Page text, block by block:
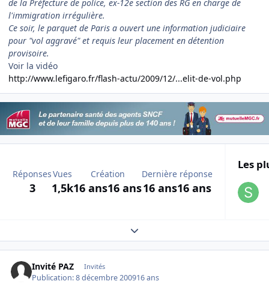
de la Préfecture de police, ex-12e section des RG en charge de
l'immigration irrégulière.
Ce soir, le parquet de Paris a ouvert une information judiciaire
pour "vol aggravé" et requis leur placement en détention
provisoire.
Voir la vidéo
http://www.lefigaro.fr/flash-actu/2009/12/...elit-de-vol.php
Réponses
3
Vues
1,5k
Création
16 ans16 ans
Dernière réponse
16 ans16 ans
Les
Expand topic overview
Invité PAZ Invités
Publication:8 décembre 200916 ans